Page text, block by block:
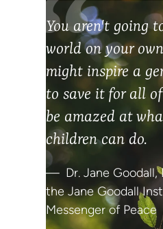
You aren't going
world on your
might inspire a
to save it for all
be amazed at
children can do.
Dr. Jane Goodall,
the Jane Goodall
Messenger of Peace